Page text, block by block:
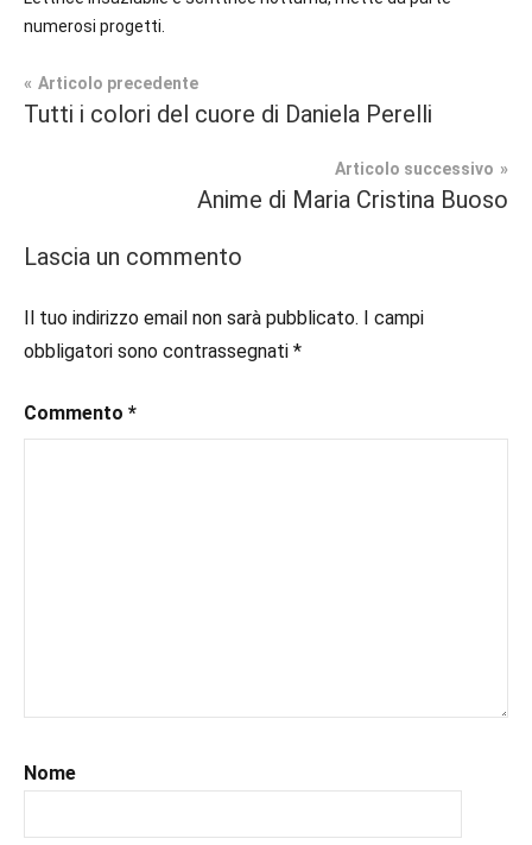
numerosi progetti.
Tag
#libriperbambiniillustrati,
#prossimeuscitelibri
Prossime
Navigazione
Articolo precedente
Tutti i colori del cuore di Daniela Perelli
Articolo successivo
Anime di Maria Cristina Buoso
Lascia un commento
Il tuo indirizzo email non sarà pubblicato. I campi
obbligatori sono contrassegnati *
Commento *
Nome